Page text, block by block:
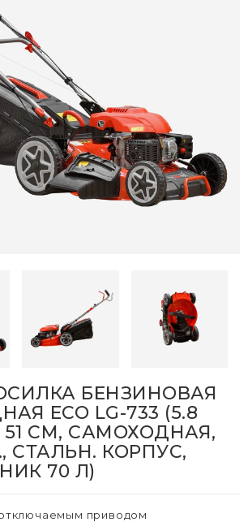
БЕНЗИНОВАЯ
ECO LG-733 (5.8
СМ, САМОХОДНАЯ,
СТАЛЬН. КОРПУС,
70 Л)
приводом